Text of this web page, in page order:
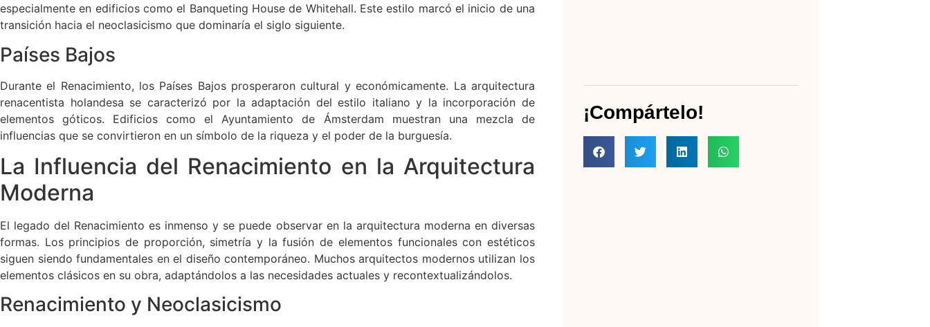
especialmente en edificios como el Banqueting House de Whitehall. Este estilo marcó el inicio de una
transición hacia el neoclasicismo que dominaría el siglo siguiente.
Países Bajos
Durante el Renacimiento, los Países Bajos prosperaron cultural y económicamente. La arquitectura
renacentista holandesa se caracterizó por la adaptación del estilo italiano y la incorporación de
elementos góticos. Edificios como el Ayuntamiento de Ámsterdam muestran una mezcla de
influencias que se convirtieron en un símbolo de la riqueza y el poder de la burguesía.
La Influencia del Renacimiento en la Arquitectura
Moderna
El legado del Renacimiento es inmenso y se puede observar en la arquitectura moderna en diversas
formas. Los principios de proporción, simetría y la fusión de elementos funcionales con estéticos
siguen siendo fundamentales en el diseño contemporáneo. Muchos arquitectos modernos utilizan los
elementos clásicos en su obra, adaptándolos a las necesidades actuales y recontextualizándolos.
Renacimiento y Neoclasicismo
¡Compártelo!